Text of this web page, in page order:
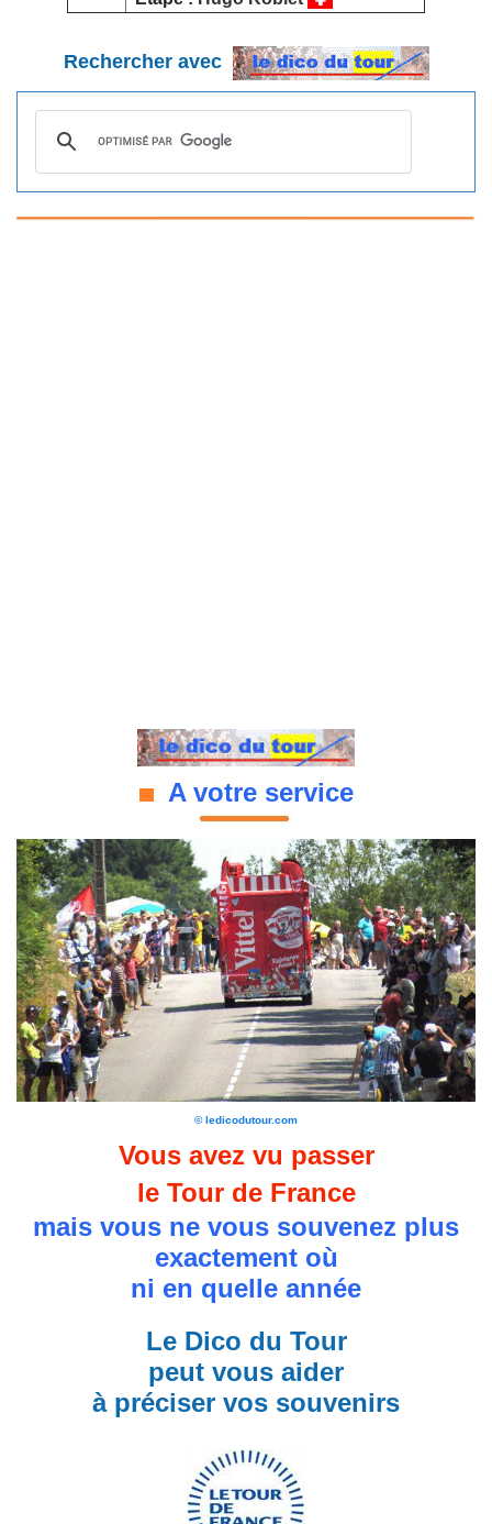
Rechercher avec
A votre service
© ledicodutour.com
Vous avez vu passer
le Tour de France
mais vous ne vous souvenez plus
exactement où
ni en quelle année
Le Dico du Tour
peut vous aider
à préciser vos souvenirs